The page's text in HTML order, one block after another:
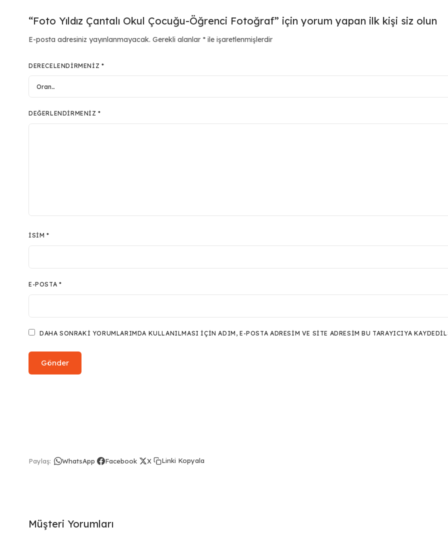
“Foto Yıldız Çantalı Okul Çocuğu-Öğrenci Fotoğraf” için yorum yapan ilk kişi siz olun
E-posta adresiniz yayınlanmayacak. Gerekli alanlar * ile işaretlenmişlerdir
DERECELENDIRMENIZ *
DEĞERLENDIRMENIZ*
İSIM*
E-POSTA *
DAHA SONRAKI YORUMLARIMDA KULLANILMASI IÇIN ADIM, E-POSTA ADRESIM VE SITE ADRESIM BU TARAYICIYA
Paylaş: WhatsApp Facebook X Linki Kopyala
Müşteri Yorumları